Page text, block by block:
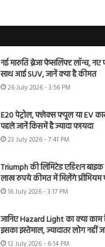
नई मारुति ब्रेजा फेसलिफ्ट लॉन्च,
साथ आई SUV, जानें क्या है कीमत
26 July 2026 - 3:56 PM
E20 पेट्रोल, फ्लेक्स फ्यूल या EV
पहले जानें किसमें है ज्यादा फायदा
23 July 2026 - 7:41 PM
Triumph की लिमिटेड एडिशन
लाख रुपये कीमत में मिलेंगे प्रीमियम
16 July 2026 - 3:17 PM
जानिए Hazard Light का क्या
इसका इस्तेमाल, ज्यादातर लोग नहीं
12 July 2026 - 6:14 PM